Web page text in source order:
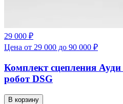
29 000 ₽
Цена от 29 000 до 90 000 ₽
Комплект сцепления
робот DSG
В корзину